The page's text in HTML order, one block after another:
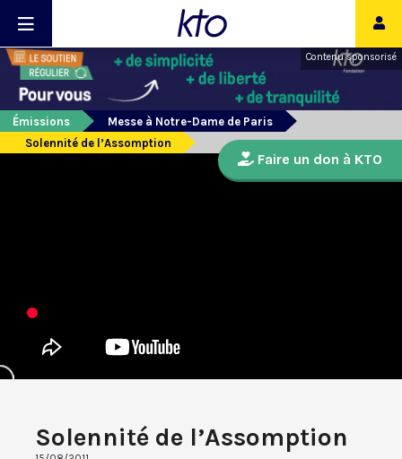
Contenu sponsorisé
Émissions
Messe à Notre-Dame de Paris
Solennité de l’Assomption
Solennité de l’Assomption
Faire un don à KTO